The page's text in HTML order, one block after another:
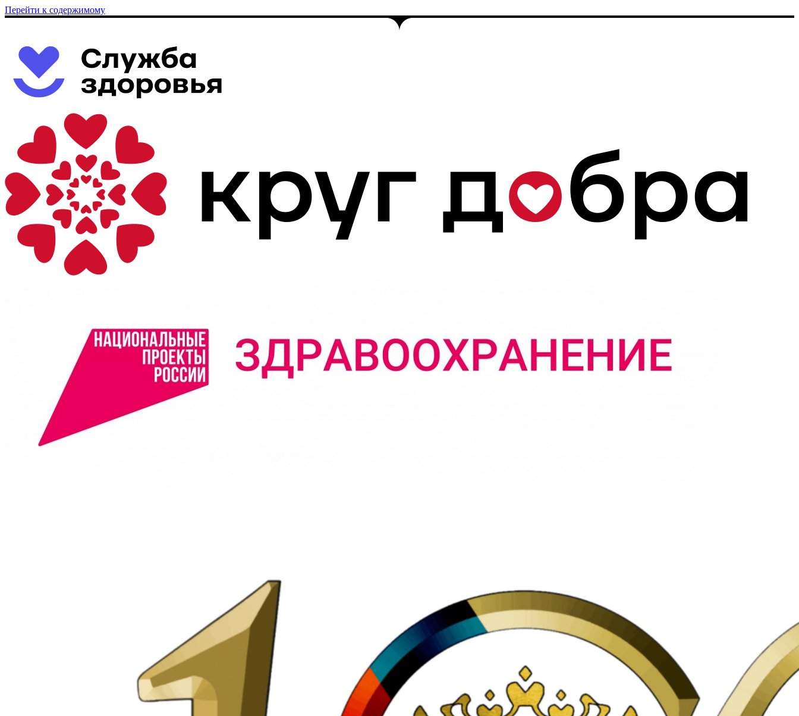
Перейти к содержимому